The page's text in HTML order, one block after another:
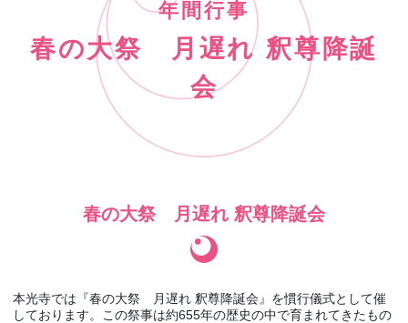
年間行事
春の大祭 月遅れ 釈尊降誕
会
春の大祭 月遅れ 釈尊降誕会
本光寺では『春の大祭 月遅れ 釈尊降誕会』を慣行儀式として催
しております。この祭事は約655年の歴史の中で育まれてきたもの